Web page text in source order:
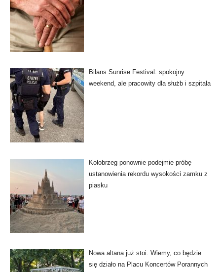
Bilans Sunrise Festival: spokojny
weekend, ale pracowity dla służb i szpitala
Kołobrzeg ponownie podejmie próbę
ustanowienia rekordu wysokości zamku z
piasku
Nowa altana już stoi. Wiemy, co będzie
się działo na Placu Koncertów Porannych